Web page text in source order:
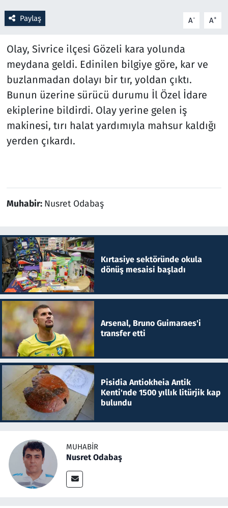
Paylaş A- A+
Olay, Sivrice ilçesi Gözeli kara yolunda
meydana geldi. Edinilen bilgiye göre, kar ve
buzlanmadan dolayı bir tır, yoldan çıktı.
Bunun üzerine sürücü durumu İl Özel İdare
ekiplerine bildirdi. Olay yerine gelen iş
makinesi, tırı halat yardımıyla mahsur kaldığı
yerden çıkardı.
Muhabir: Nusret Odabaş
Kırtasiye sektöründe okula
dönüş mesaisi başladı
Arsenal, Bruno Guimaraes'i
transfer etti
Pisidia Antiokheia Antik
Kenti'nde 1500 yıllık litürjik kap
bulundu
MUHABIR
Nusret Odabaş
Teknoloji ve Bilim
Televizyon